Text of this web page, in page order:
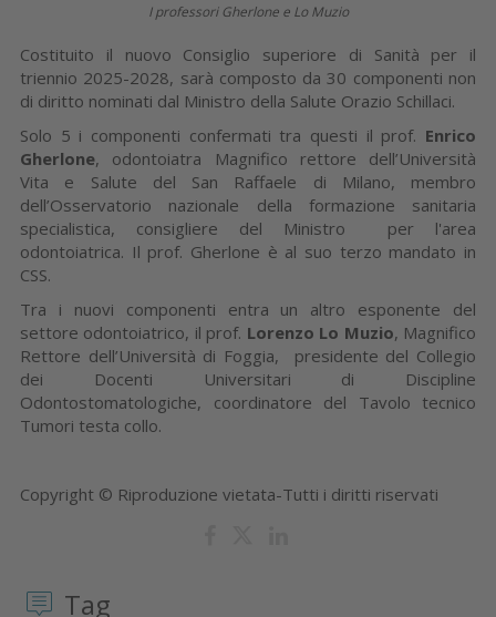
I professori Gherlone e Lo Muzio
Costituito il nuovo Consiglio superiore di Sanità per il
triennio 2025-2028, sarà composto da 30 componenti non
di diritto nominati dal Ministro della Salute Orazio Schillaci.
Solo 5 i componenti confermati tra questi il prof. Enrico
Gherlone, odontoiatra Magnifico rettore dell’Università
Vita e Salute del San Raffaele di Milano, membro
dell’Osservatorio nazionale della formazione sanitaria
specialistica, consigliere del Ministro per l'area
odontoiatrica. Il prof. Gherlone è al suo terzo mandato in
CSS.
Tra i nuovi componenti entra un altro esponente del
settore odontoiatrico, il prof. Lorenzo Lo Muzio, Magnifico
Rettore dell’Università di Foggia, presidente del Collegio
dei Docenti Universitari di Discipline
Odontostomatologiche, coordinatore del Tavolo tecnico
Tumori testa collo.
Copyright © Riproduzione vietata-Tutti i diritti riservati
Tag